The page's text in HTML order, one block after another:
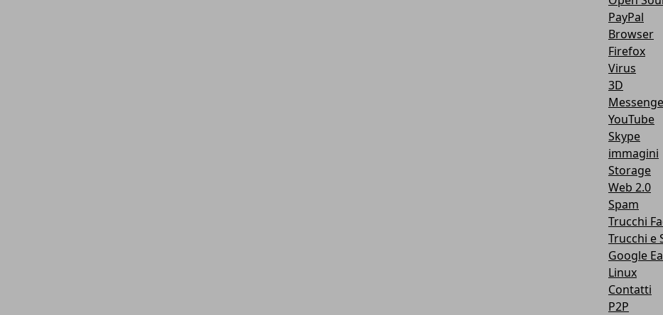
PayPal
Browser
Firefox
Virus
3D
YouTube
Skype
immagini
Storage
Web 2.0
Spam
Trucchi
Trucchi e
Google
Linux
Contatti
P2P